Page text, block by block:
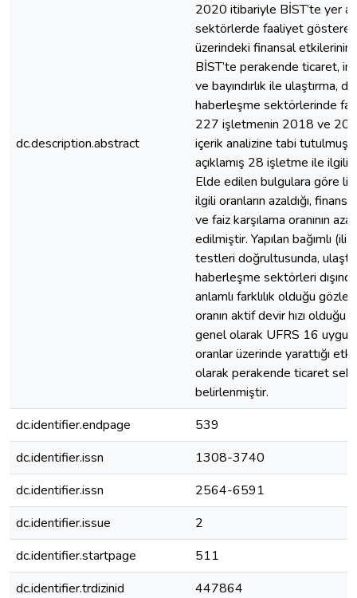
dc.description.abstract
2020 itibariyle BİST’te yer
sektörlerde faaliyet
üzerindeki finansal
BİST’te perakende ticaret,
ve bayındırlık ile ulaştırma,
haberleşme sektörlerinde
227 işletmenin 2018 ve
içerik analizine tabi tutulmuş,
açıklamış 28 işletme ile ilgili
Elde edilen bulgulara göre
ilgili oranların azaldığı,
ve faiz karşılama oranının
edilmiştir. Yapılan bağımlı
testleri doğrultusunda,
haberleşme sektörleri
anlamlı farklılık olduğu
oranın aktif devir hızı olduğu
genel olarak UFRS 16
oranlar üzerinde yarattığı
olarak perakende ticaret
belirlenmiştir.
dc.identifier.endpage
539
dc.identifier.issn
1308-3740
dc.identifier.issn
2564-6591
dc.identifier.issue
2
dc.identifier.startpage
511
dc.identifier.trdizinid
447864